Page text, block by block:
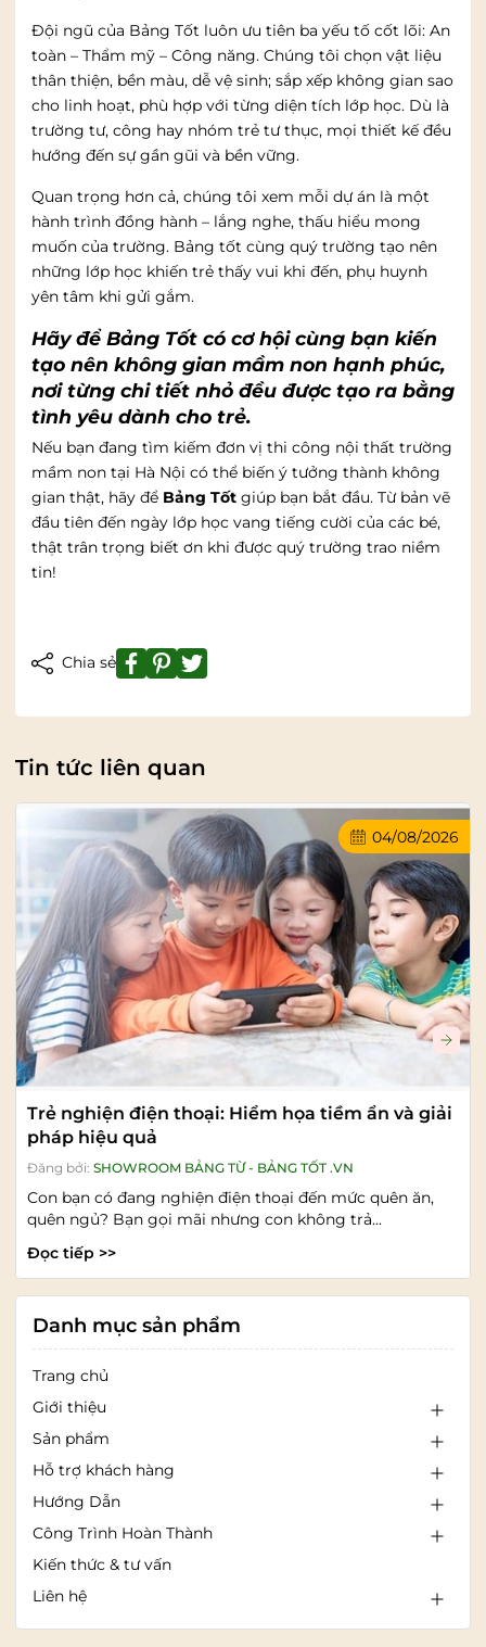
Đội ngũ của Bảng Tốt luôn ưu tiên ba yếu tố cốt lõi: An
toàn – Thẩm mỹ – Công năng. Chúng tôi chọn vật liệu
thân thiện, bền màu, dễ vệ sinh; sắp xếp không gian sao
cho linh hoạt, phù hợp với từng diện tích lớp học. Dù là
trường tư, công hay nhóm trẻ tư thục, mọi thiết kế đều
hướng đến sự gần gũi và bền vững.
Quan trọng hơn cả, chúng tôi xem mỗi dự án là một
hành trình đồng hành – lắng nghe, thấu hiểu mong
muốn của trường. Bảng tốt cùng quý trường tạo nên
những lớp học khiến trẻ thấy vui khi đến, phụ huynh
yên tâm khi gửi gắm.
Hãy để Bảng Tốt có cơ hội cùng bạn kiến
tạo nên không gian mầm non hạnh phúc,
nơi từng chi tiết nhỏ đều được tạo ra bằng
tình yêu dành cho trẻ.
Nếu bạn đang tìm kiếm đơn vị thi công nội thất trường
mầm non tại Hà Nội có thể biến ý tưởng thành không
gian thật, hãy để Bảng Tốt giúp bạn bắt đầu. Từ bản vẽ
đầu tiên đến ngày lớp học vang tiếng cười của các bé,
thật trân trọng biết ơn khi được quý trường trao niềm
tin!
Chia sẻ
Tin tức liên quan
04/08/2026
Trẻ nghiện điện thoại: Hiểm họa tiềm ẩn và giải
pháp hiệu quả
Đăng bởi: SHOWROOM BẢNG TỪ - BẢNG TỐT .VN
Con bạn có đang nghiện điện thoại đến mức quên ăn,
quên ngủ? Bạn gọi mãi nhưng con không trả...
Đọc tiếp >>
Danh mục sản phẩm
Trang chủ
Giới thiệu
Sản phẩm
Hỗ trợ khách hàng
Hướng Dẫn
Công Trình Hoàn Thành
Kiến thức & tư vấn
Liên hệ